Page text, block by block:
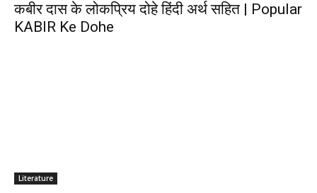
कबीर दास के लोकप्रिय दोहे हिंदी अर्थ सहित | Popular
KABIR Ke Dohe
Literature